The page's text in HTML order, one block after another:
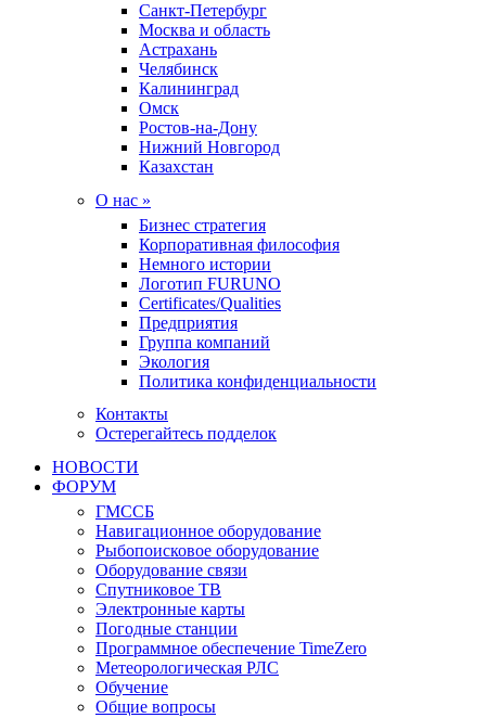
Санкт-Петербург
Москва и область
Астрахань
Челябинск
Калининград
Омск
Ростов-на-Дону
Нижний Новгород
Казахстан
О нас »
Бизнес стратегия
Корпоративная философия
Немного истории
Логотип FURUNO
Certificates/Qualities
Предприятия
Группа компаний
Экология
Политика конфиденциальности
Контакты
Остерегайтесь подделок
НОВОСТИ
ФОРУМ
ГМССБ
Навигационное оборудование
Рыбопоисковое оборудование
Оборудование связи
Спутниковое ТВ
Электронные карты
Погодные станции
Программное обеспечение TimeZero
Метеорологическая РЛС
Обучение
Общие вопросы